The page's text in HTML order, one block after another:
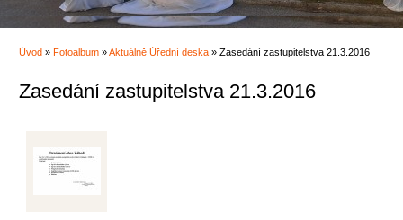
Úvod » Fotoalbum »Aktuálně Úřední deska » Zasedání zastupitelstva 21.3.2016
Zasedání zastupitelstva 21.3.2016